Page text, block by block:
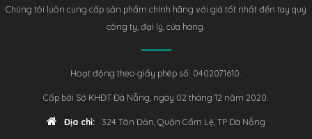
Chúng tôi luôn cung cấp sản phẩm chính hãng với giá tốt nhất đến tay quý
công ty, đại lý, cửa hàng.
Hoạt động theo giấy phép số: 0402071610.
Cấp bởi Sở KHĐT Đà Nẵng, ngày 02 tháng 12 năm 2020.
Địa chỉ: 324 Tôn Đản, Quận Cẩm Lệ, TP Đà Nẵng